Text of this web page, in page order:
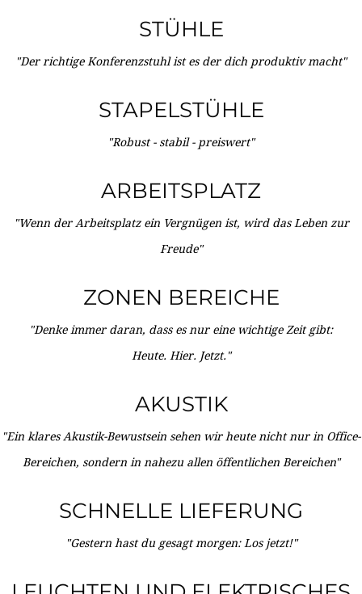
STÜHLE
"Der richtige Konferenzstuhl ist es der dich produktiv macht"
STAPELSTÜHLE
"Robust - stabil - preiswert"
ARBEITSPLATZ
"Wenn der Arbeitsplatz ein Vergnügen ist, wird das Leben zur
Freude"
ZONEN BEREICHE
"Denke immer daran, dass es nur eine wichtige Zeit gibt:
Heute. Hier. Jetzt."
AKUSTIK
"Ein klares Akustik-Bewustsein sehen wir heute nicht nur in Office-
Bereichen, sondern in nahezu allen öffentlichen Bereichen"
SCHNELLE LIEFERUNG
"Gestern hast du gesagt morgen: Los jetzt!"